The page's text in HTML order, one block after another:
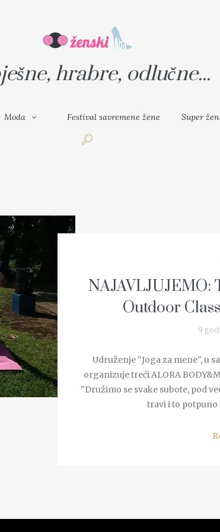
SUPER ŽENA
hrabre, odlučne...
Moda Festival savremene žene Super
NAJAVLJUJEMO:
Outdoor
9
Udruženje "Joga za mene", u
organizuje treći ALORA
"Družimo se svake subote, pod
travi i to potpuno